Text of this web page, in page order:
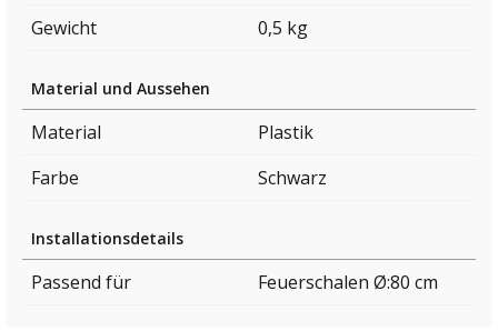
Gewicht
0,5 kg
Material und Aussehen
Material
Plastik
Farbe
Schwarz
Installationsdetails
Passend für Feuerschalen Ø:80 cm